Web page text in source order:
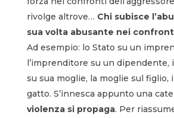
rivolge altrove… Chi subisce
sua volta abusante nei
Ad esempio: lo Stato su un
l’imprenditore su un dipendente,
su sua moglie, la moglie sul figlio,
gatto. S’innesca appunto una
violenza si propaga. Per